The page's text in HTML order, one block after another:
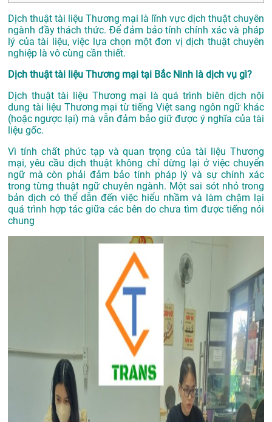
Dịch thuật tài liệu Thương mại là lĩnh vực dịch thuật chuyên
ngành đầy thách thức. Để đảm bảo tính chính xác và pháp
lý của tài liệu, việc lựa chọn một đơn vị dịch thuật chuyên
nghiệp là vô cùng cần thiết.
Dịch thuật tài liệu Thương mại tại Bắc Ninh là dịch vụ gì?
Dịch thuật tài liệu Thương mại là quá trình biên dịch nội
dung tài liệu Thương mại từ tiếng Việt sang ngôn ngữ khác
(hoặc ngược lại) mà vẫn đảm bảo giữ được ý nghĩa của tài
liệu gốc.
Vì tính chất phức tạp và quan trọng của tài liệu Thương
mại, yêu cầu dịch thuật không chỉ dừng lại ở việc chuyển
ngữ mà còn phải đảm bảo tính pháp lý và sự chính xác
trong từng thuật ngữ chuyên ngành. Một sai sót nhỏ trong
bản dịch có thể dẫn đến việc hiểu nhầm và làm chậm lại
quá trình hợp tác giữa các bên do chưa tìm được tiếng nói
chung